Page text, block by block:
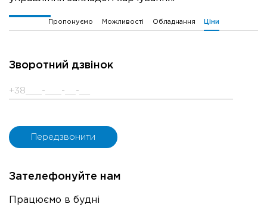
Пропонуємо Можливості Обладнання Ціни
Зворотний дзвінок
Зателефонуйте нам
Працюємо в будні